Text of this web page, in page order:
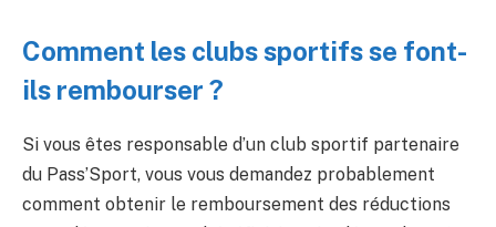
Comment les clubs sportifs se font-
ils rembourser ?
Si vous êtes responsable d’un club sportif partenaire
du Pass’Sport, vous vous demandez probablement
comment obtenir le remboursement des réductions